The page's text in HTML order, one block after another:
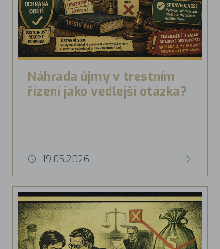
Náhrada újmy v trestním
řízení jako vedlejší otázka?
19.05.2026